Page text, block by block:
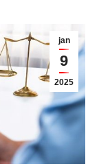
jan
9
2025